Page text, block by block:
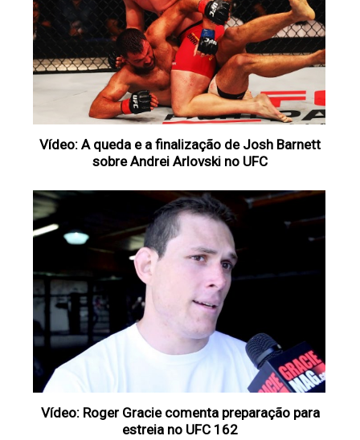
Vídeo: A queda e a finalização de Josh Barnett
sobre Andrei Arlovski no UFC
Vídeo: Roger Gracie comenta preparação para
estreia no UFC 162